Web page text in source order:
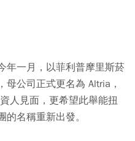
年一月，以菲利普摩里斯菸
公司正式更名為 Altria，
人見面，更希望此舉能扭
名稱重新出發。